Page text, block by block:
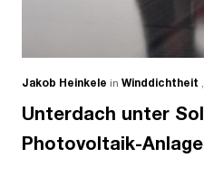
Jakob Heinkele in Winddichtheit ,
Unterdach unter
Photovoltaik-